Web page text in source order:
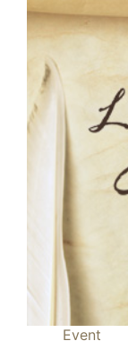
Event